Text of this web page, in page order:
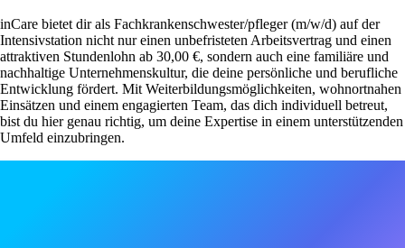
inCare bietet dir als Fachkrankenschwester/pfleger (m/w/d) auf der
Intensivstation nicht nur einen unbefristeten Arbeitsvertrag und einen
attraktiven Stundenlohn ab 30,00 €, sondern auch eine familiäre und
nachhaltige Unternehmenskultur, die deine persönliche und berufliche
Entwicklung fördert. Mit Weiterbildungsmöglichkeiten, wohnortnahen
Einsätzen und einem engagierten Team, das dich individuell betreut,
bist du hier genau richtig, um deine Expertise in einem unterstützenden
Umfeld einzubringen.